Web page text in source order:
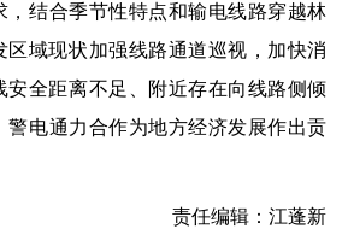
结合季节性特点和输电线路穿越林
区域现状加强线路通道巡视，加快消
安全距离不足、附近存在向线路侧倾
警电通力合作为地方经济发展作出贡
责任编辑：江蓬新